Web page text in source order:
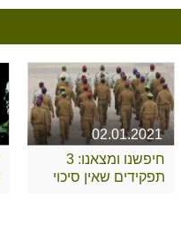
02.01.2021
חיפשנו ומצאנו: 3
תפקידים שאין סיכוי